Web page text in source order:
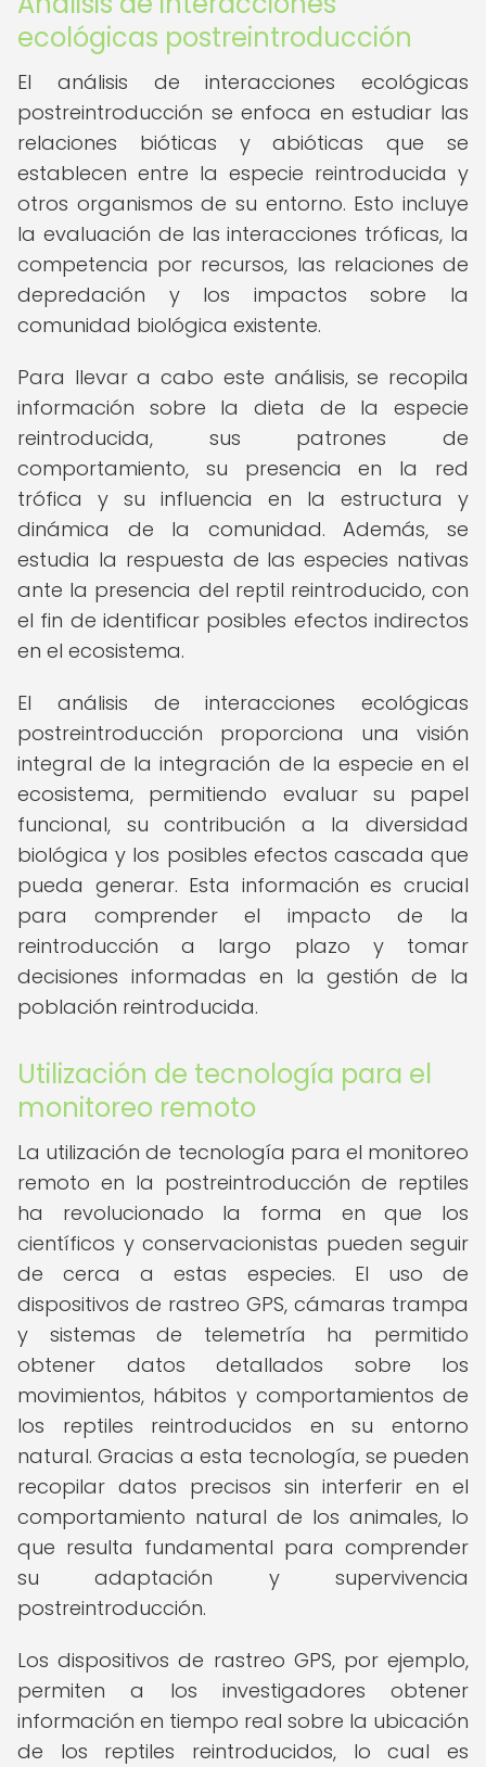
ecológicas postreintroducción
El análisis de interacciones ecológicas
postreintroducción se enfoca en estudiar las
relaciones bióticas y abióticas que se
establecen entre la especie reintroducida y
otros organismos de su entorno. Esto incluye
la evaluación de las interacciones tróficas, la
competencia por recursos, las relaciones de
depredación y los impactos sobre la
comunidad biológica existente.
Para llevar a cabo este análisis, se recopila
información sobre la dieta de la especie
reintroducida, sus patrones de
comportamiento, su presencia en la red
trófica y su influencia en la estructura y
dinámica de la comunidad. Además, se
estudia la respuesta de las especies nativas
ante la presencia del reptil reintroducido, con
el fin de identificar posibles efectos indirectos
en el ecosistema.
El análisis de interacciones ecológicas
postreintroducción proporciona una visión
integral de la integración de la especie en el
ecosistema, permitiendo evaluar su papel
funcional, su contribución a la diversidad
biológica y los posibles efectos cascada que
pueda generar. Esta información es crucial
para comprender el impacto de la
reintroducción a largo plazo y tomar
decisiones informadas en la gestión de la
población reintroducida.
Utilización de tecnología para el
monitoreo remoto
La utilización de tecnología para el monitoreo
remoto en la postreintroducción de reptiles
ha revolucionado la forma en que los
científicos y conservacionistas pueden seguir
de cerca a estas especies. El uso de
dispositivos de rastreo GPS, cámaras trampa
y sistemas de telemetría ha permitido
obtener datos detallados sobre los
movimientos, hábitos y comportamientos de
los reptiles reintroducidos en su entorno
natural. Gracias a esta tecnología, se pueden
recopilar datos precisos sin interferir en el
comportamiento natural de los animales, lo
que resulta fundamental para comprender
su adaptación y supervivencia
postreintroducción.
Los dispositivos de rastreo GPS, por ejemplo,
permiten a los investigadores obtener
información en tiempo real sobre la ubicación
de los reptiles reintroducidos, lo cual es